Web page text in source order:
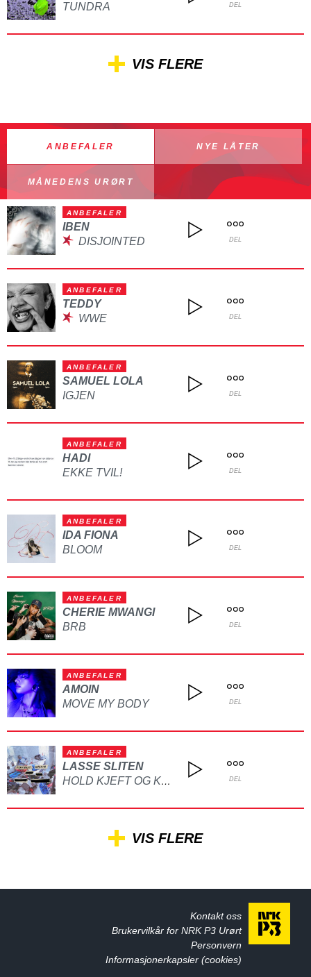
TUNDRA
DEL
VIS FLERE
ANBEFALER NYE LÅTER
MÅNEDENS URØRT
ANBEFALER
IBEN
DISJOINTED
DEL
ANBEFALER
TEDDY
WWE
DEL
ANBEFALER
SAMUEL LOLA
IGJEN
DEL
ANBEFALER
HADI
EKKE TVIL!
DEL
ANBEFALER
IDA FIONA
BLOOM
DEL
ANBEFALER
CHERIE MWANGI
BRB
DEL
ANBEFALER
AMOIN
MOVE MY BODY
DEL
ANBEFALER
LASSE SLITEN
HOLD KJEFT OG KYSS MEG DEL
VIS FLERE
Kontakt oss
Brukervilkår for NRK P3 Urørt
Personvern
Informasjonerkapsler (cookies)